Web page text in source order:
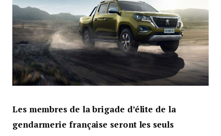
Les membres de la brigade d’élite de la
gendarmerie française seront les seuls